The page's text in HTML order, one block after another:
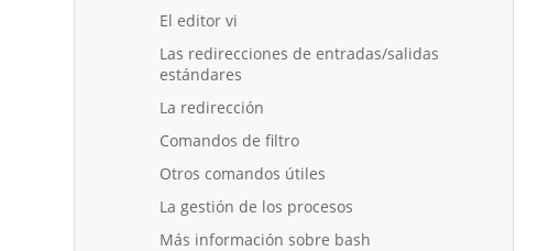
El editor vi
Las redirecciones de entradas/salidas
estándares
La redirección
Comandos de filtro
Otros comandos útiles
La gestión de los procesos
Más información sobre bash